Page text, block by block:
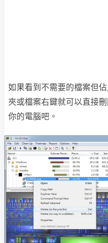
如果看到不需要的檔案但
夾或檔案右鍵就可以直接
你的電腦吧。